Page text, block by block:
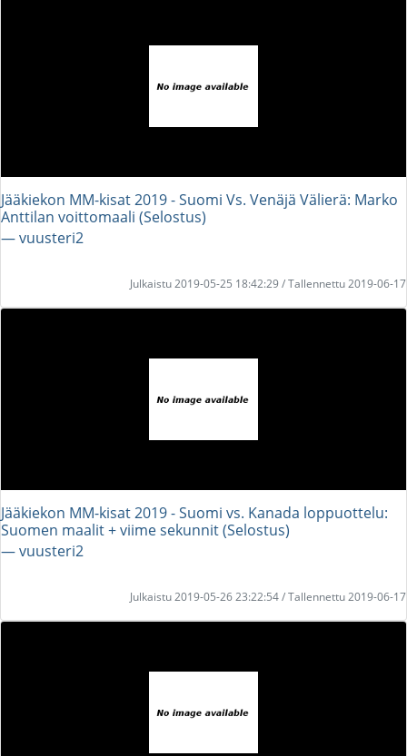
Jääkiekon MM-kisat 2019 - Suomi Vs. Venäjä Välierä: Marko
Anttilan voittomaali (Selostus)
― vuusteri2
Julkaistu 2019-05-25 18:42:29 / Tallennettu 2019-06-17
Jääkiekon MM-kisat 2019 - Suomi vs. Kanada loppuottelu:
Suomen maalit + viime sekunnit (Selostus)
― vuusteri2
Julkaistu 2019-05-26 23:22:54 / Tallennettu 2019-06-17